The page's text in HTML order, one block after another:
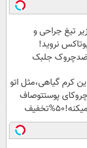
|
◗پرسش‌نامه◖
زیر تیغ جراحی و
نروید!
جلبک
کرم گیاهی،مثل اتو
چروکای پوستتوصاف
میکنه!50%تخفیف